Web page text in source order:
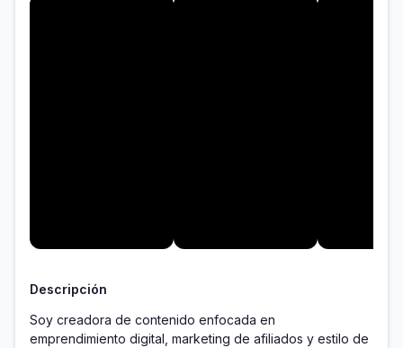
Descripción
Soy creadora de contenido enfocada en
emprendimiento digital, marketing de afiliados y estilo de